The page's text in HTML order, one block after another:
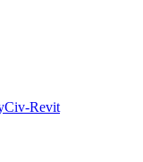
Revit